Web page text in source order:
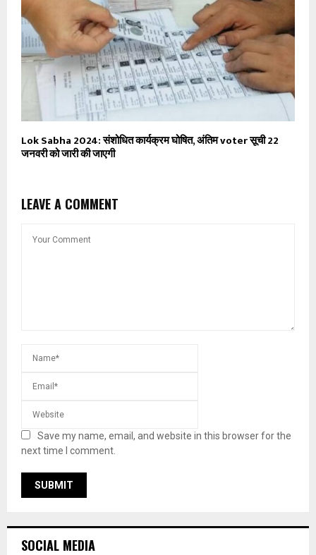
Lok Sabha 2024: संशोधित कार्यक्रम घोषित, अंतिम voter सूची 22
जनवरी को जारी की जाएगी
LEAVE A COMMENT
Save my name, email, and website in this browser for the
next time I comment.
SOCIAL MEDIA